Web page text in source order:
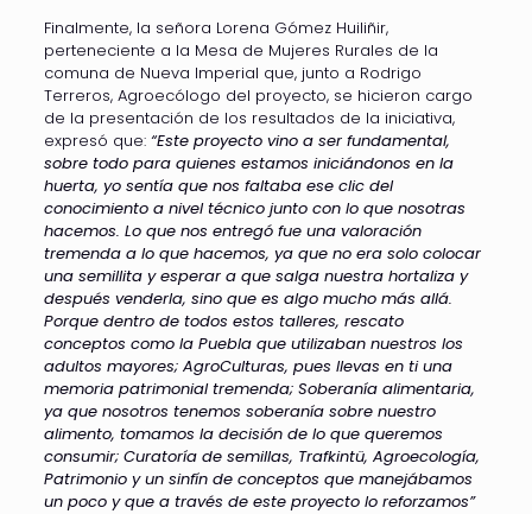
Finalmente, la señora Lorena Gómez Huiliñir,
perteneciente a la Mesa de Mujeres Rurales de la
comuna de Nueva Imperial que, junto a Rodrigo
Terreros, Agroecólogo del proyecto, se hicieron cargo
de la presentación de los resultados de la iniciativa,
expresó que: “Este proyecto vino a ser fundamental,
sobre todo para quienes estamos iniciándonos en la
huerta, yo sentía que nos faltaba ese clic del
conocimiento a nivel técnico junto con lo que nosotras
hacemos. Lo que nos entregó fue una valoración
tremenda a lo que hacemos, ya que no era solo colocar
una semillita y esperar a que salga nuestra hortaliza y
después venderla, sino que es algo mucho más allá.
Porque dentro de todos estos talleres, rescato
conceptos como la Puebla que utilizaban nuestros los
adultos mayores; AgroCulturas, pues llevas en ti una
memoria patrimonial tremenda; Soberanía alimentaria,
ya que nosotros tenemos soberanía sobre nuestro
alimento, tomamos la decisión de lo que queremos
consumir; Curatoría de semillas, Trafkintü, Agroecología,
Patrimonio y un sinfín de conceptos que manejábamos
un poco y que a través de este proyecto lo reforzamos”